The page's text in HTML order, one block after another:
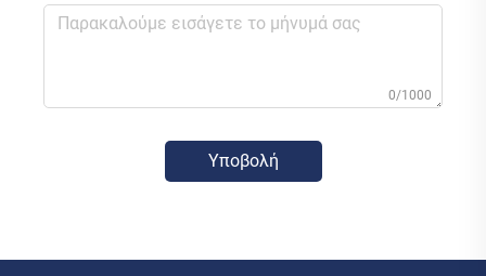
0/1000
Υποβολή